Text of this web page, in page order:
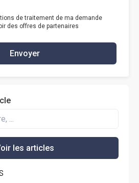
de traitement de ma demande
des offres de partenaires
Envoyer